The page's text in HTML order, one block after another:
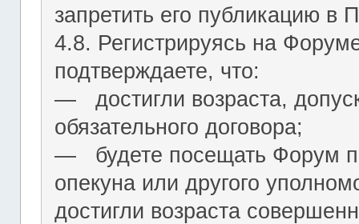
запретить его публикацию в
4.8. Регистрируясь на
подтверждаете, что:
― достигли возраста,
обязательного договора;
― будете посещать Форум
опекуна или другого
достигли возраста